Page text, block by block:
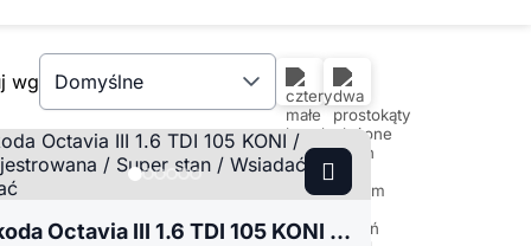
wg Domyślne
Skoda Octavia III 1.6 TDI 105 KONI / Zarejestrowana / Super stan / Wsiadać - jechać